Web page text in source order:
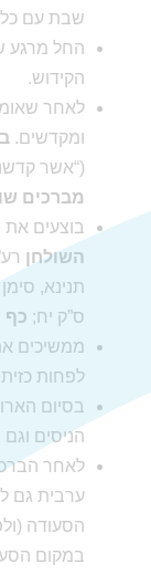
שבת עם
החל מרגע
הקידוש.
לאחר
ומקדשים.
(“אשר
מברכים
בוצעים
השולחן
תנינא,
ס”ק יח; כף
ממשיכים
לפחות
בסיום
הניסים
לאחר
ערבית גם
הסעודה
במקום